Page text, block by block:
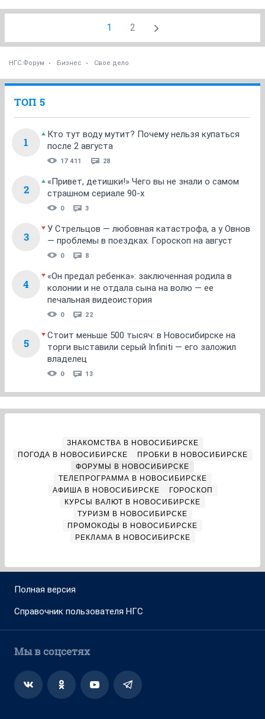
1 2
НГС.Форум Бизнес Свое дело
ТОП 5
1
Кто тут воду мутит? Почему нельзя купаться
после 2 августа
17 411 28
2
«Привет, детишки!» Чего вы не знали о самом
страшном сериале 90-х
0 3
3
У Стрельцов — любовная катастрофа, а у Овнов
— проблемы в поездках. Гороскоп на август
0 8
4
«Он предал ребенка»: заключенная родила в
колонии и не отдала сына на волю — ее
печальная видеоистория
0 22
5
Стоит меньше 500 тысяч: в Новосибирске на
торги выставили серый Infiniti — его заложил
владелец
0 13
ЗНАКОМСТВА В НОВОСИБИРСКЕ
ПОГОДА В НОВОСИБИРСКЕ
ПРОБКИ В НОВОСИБИРСКЕ
ФОРУМЫ В НОВОСИБИРСКЕ
ТЕЛЕПРОГРАММА В НОВОСИБИРСКЕ
АФИША В НОВОСИБИРСКЕ
ГОРОСКОП
КУРСЫ ВАЛЮТ В НОВОСИБИРСКЕ
ТУРИЗМ В НОВОСИБИРСКЕ
ПРОМОКОДЫ В НОВОСИБИРСКЕ
РЕКЛАМА В НОВОСИБИРСКЕ
Полная версия
Справочник пользователя НГС
Мы в соцсетях